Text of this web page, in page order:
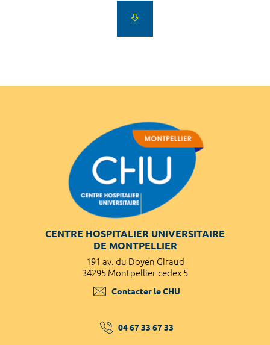
CENTRE HOSPITALIER UNIVERSITAIRE
DE MONTPELLIER
191 av. du Doyen Giraud
34295 Montpellier cedex 5
Contacter le CHU
04 67 33 67 33